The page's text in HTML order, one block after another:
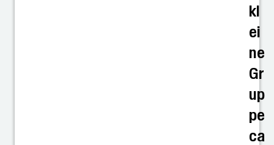
kl
ei
ne
Gr
up
pe
ca